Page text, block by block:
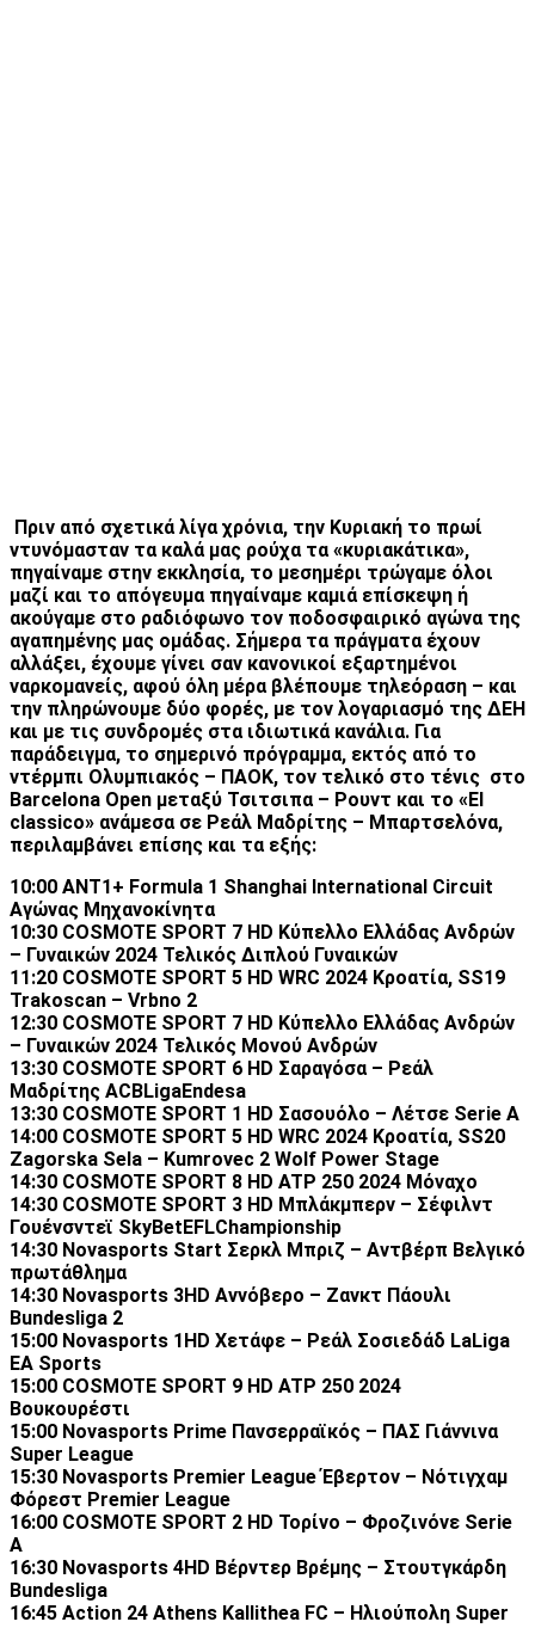
Πριν από σχετικά λίγα χρόνια, την Κυριακή το πρωί
ντυνόμασταν τα καλά μας ρούχα τα «κυριακάτικα»,
πηγαίναμε στην εκκλησία, το μεσημέρι τρώγαμε όλοι
μαζί και το απόγευμα πηγαίναμε καμιά επίσκεψη ή
ακούγαμε στο ραδιόφωνο τον ποδοσφαιρικό αγώνα της
αγαπημένης μας ομάδας. Σήμερα τα πράγματα έχουν
αλλάξει, έχουμε γίνει σαν κανονικοί εξαρτημένοι
ναρκομανείς, αφού όλη μέρα βλέπουμε τηλεόραση – και
την πληρώνουμε δύο φορές, με τον λογαριασμό της ΔΕΗ
και με τις συνδρομές στα ιδιωτικά κανάλια. Για
παράδειγμα, το σημερινό πρόγραμμα, εκτός από το
ντέρμπι Ολυμπιακός – ΠΑΟΚ, τον τελικό στο τένις στο
Barcelona Open μεταξύ Τσιτσιπα – Ρουντ και το «El
classico» ανάμεσα σε Ρεάλ Μαδρίτης – Μπαρτσελόνα,
περιλαμβάνει επίσης και τα εξής:
10:00 ΑΝΤ1+ Formula 1 Shanghai International Circuit
Αγώνας Μηχανοκίνητα
10:30 COSMOTE SPORT 7 HD Κύπελλο Ελλάδας Ανδρών
– Γυναικών 2024 Τελικός ∆ιπλού Γυναικών
11:20 COSMOTE SPORT 5 HD WRC 2024 Κροατία, SS19
Trakoscan – Vrbno 2
12:30 COSMOTE SPORT 7 HD Κύπελλο Ελλάδας Ανδρών
– Γυναικών 2024 Τελικός Μονού Ανδρών
13:30 COSMOTE SPORT 6 HD Σαραγόσα – Ρεάλ
Μαδρίτης ACBLigaEndesa
13:30 COSMOTE SPORT 1 HD Σασουόλο – Λέτσε Serie A
14:00 COSMOTE SPORT 5 HD WRC 2024 Κροατία, SS20
Zagorska Sela – Kumrovec 2 Wolf Power Stage
14:30 COSMOTE SPORT 8 HD ATP 250 2024 Μόναχο
14:30 COSMOTE SPORT 3 HD Μπλάκμπερν – Σέφιλντ
Γουένσντεϊ SkyBetEFLChampionship
14:30 Novasports Start Σερκλ Μπριζ – Αντβέρπ Βελγικό
πρωτάθλημα
14:30 Novasports 3HD Αννόβερο – Ζανκτ Πάουλι
Bundesliga 2
15:00 Novasports 1HD Χετάφε – Ρεάλ Σοσιεδάδ LaLiga
EA Sports
15:00 COSMOTE SPORT 9 HD ATP 250 2024
Βουκουρέστι
15:00 Novasports Prime Πανσερραϊκός – ΠΑΣ Γιάννινα
Super League
15:30 Novasports Premier League Έβερτον – Νότιγχαμ
Φόρεστ Premier League
16:00 COSMOTE SPORT 2 HD Τορίνο – Φροζινόνε Serie
A
16:30 Novasports 4HD Βέρντερ Βρέμης – Στουτγκάρδη
Bundesliga
16:45 Action 24 Athens Kallithea FC – Ηλιούπολη Super